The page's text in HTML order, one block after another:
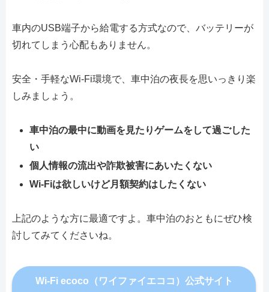
車内のUSB端子から給電する方式なので、バッテリーが
切れてしまう心配もありません。
安全・手軽なWi-Fi環境で、車中泊の夜長を思いっきり楽
しみましょう。
車中泊の最中に動画を見たりゲームをして過ごした
い
個人情報の流出や詐欺被害にあいたくない
Wi-Fiは欲しいけど月額契約はしたくない
上記のような方に最適ですよ。車中泊のおともにぜひ検
討してみてくださいね。
Wi-Fi ecoco（ワイファイエココ）公式サイト